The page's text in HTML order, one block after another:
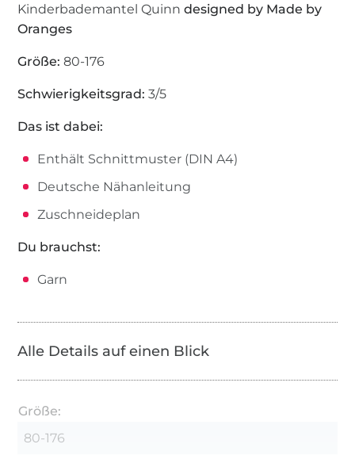
Kinderbademantel Quinndesigned by Made by
Oranges
Größe: 80-176
Schwierigkeitsgrad: 3/5
Das ist dabei:
Enthält Schnittmuster (DIN A4)
Deutsche Nähanleitung
Zuschneideplan
Du brauchst:
Garn
Alle Details auf einen Blick
Größe:
80-176